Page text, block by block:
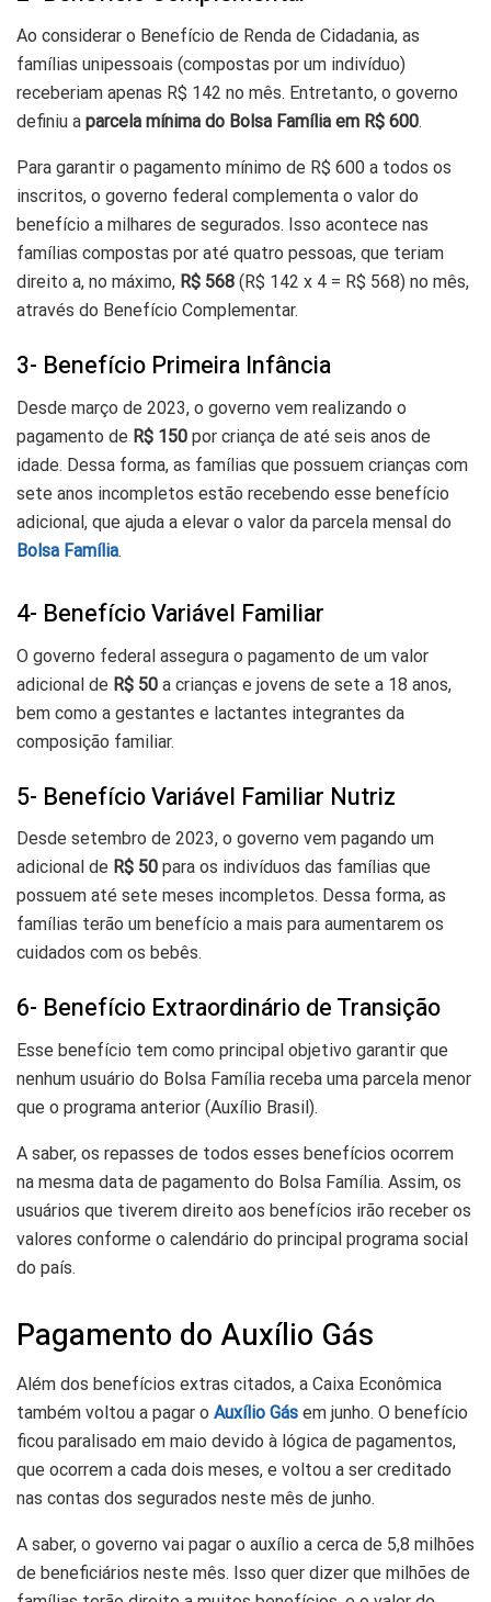
Ao considerar o Benefício de Renda de Cidadania, as
famílias unipessoais (compostas por um indivíduo)
receberiam apenas R$ 142 no mês. Entretanto, o governo
definiu a parcela mínima do Bolsa Família em R$ 600.
Para garantir o pagamento mínimo de R$ 600 a todos os
inscritos, o governo federal complementa o valor do
benefício a milhares de segurados. Isso acontece nas
famílias compostas por até quatro pessoas, que teriam
direito a, no máximo, R$ 568 (R$ 142 x 4 = R$ 568) no mês,
através do Benefício Complementar.
3- Benefício Primeira Infância
Desde março de 2023, o governo vem realizando o
pagamento de R$ 150 por criança de até seis anos de
idade. Dessa forma, as famílias que possuem crianças com
sete anos incompletos estão recebendo esse benefício
adicional, que ajuda a elevar o valor da parcela mensal do
Bolsa Família.
4- Benefício Variável Familiar
O governo federal assegura o pagamento de um valor
adicional de R$ 50 a crianças e jovens de sete a 18 anos,
bem como a gestantes e lactantes integrantes da
composição familiar.
5- Benefício Variável Familiar Nutriz
Desde setembro de 2023, o governo vem pagando um
adicional de R$ 50 para os indivíduos das famílias que
possuem até sete meses incompletos. Dessa forma, as
famílias terão um benefício a mais para aumentarem os
cuidados com os bebês.
6- Benefício Extraordinário de Transição
Esse benefício tem como principal objetivo garantir que
nenhum usuário do Bolsa Família receba uma parcela menor
que o programa anterior (Auxílio Brasil).
A saber, os repasses de todos esses benefícios ocorrem
na mesma data de pagamento do Bolsa Família. Assim, os
usuários que tiverem direito aos benefícios irão receber os
valores conforme o calendário do principal programa social
do país.
Pagamento do Auxílio Gás
Além dos benefícios extras citados, a Caixa Econômica
também voltou a pagar o Auxílio Gás em junho. O benefício
ficou paralisado em maio devido à lógica de pagamentos,
que ocorrem a cada dois meses, e voltou a ser creditado
nas contas dos segurados neste mês de junho.
A saber, o governo vai pagar o auxílio a cerca de 5,8 milhões
de beneficiários neste mês. Isso quer dizer que milhões de